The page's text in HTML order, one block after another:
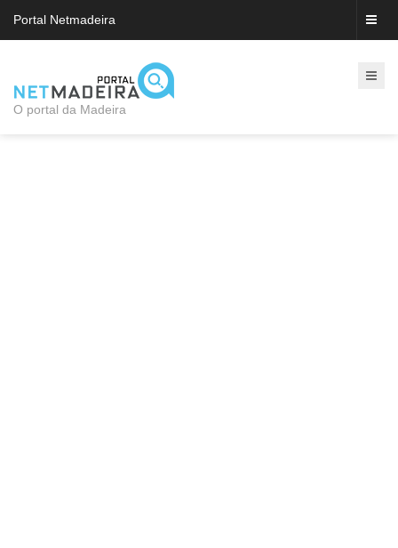
Portal Netmadeira
O portal da Madeira